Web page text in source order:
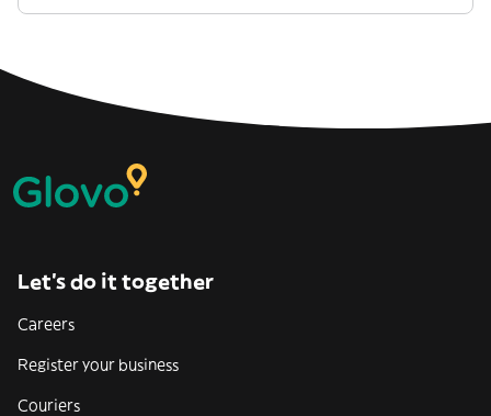
Let’s do it together
Careers
Register your business
Couriers